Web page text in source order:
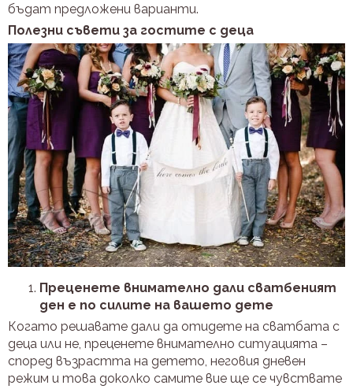
бъдат предложени варианти.
Полезни съвети за гостите с деца
Преценете внимателно дали сватбеният
ден е по силите на вашето дете
Когато решавате дали да отидете на сватбата с
деца или не, преценете внимателно ситуацията –
според възрастта на детето, неговия дневен
режим и това доколко самите вие ще се чувствате